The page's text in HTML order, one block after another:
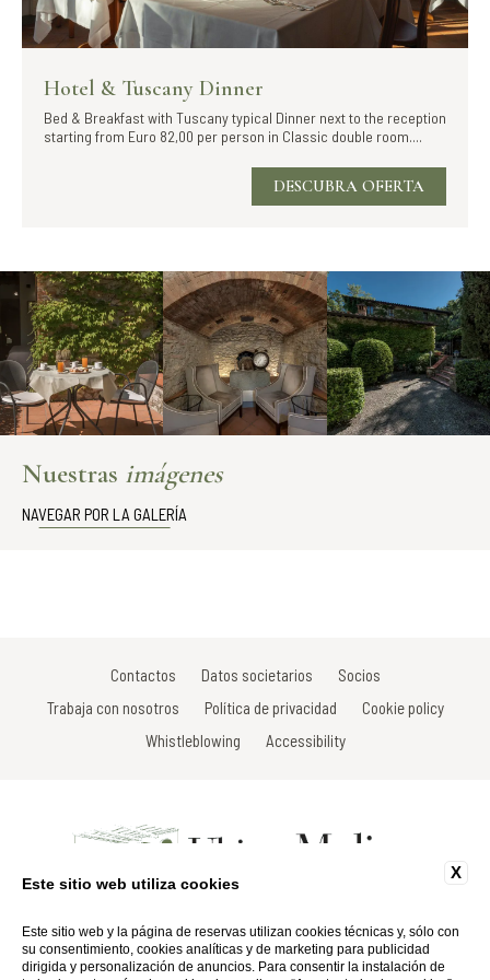
Hotel & Tuscany Dinner
Bed & Breakfast with Tuscany typical Dinner next to the reception
starting from Euro 82,00 per person in Classic double room....
DESCUBRA OFERTA
Nuestras imágenes
NAVEGAR POR LA GALERÍA
Contactos Datos societarios
Socios
Trabaja con nosotros
Política de privacidad
Cookie policy
Whistleblowing
Accessibility
Tel: +39 0577 738520
Fax: +39 0577 738659
Email:info@ultimomulino.it
X
Este sitio web utiliza cookies
Este sitio web y la página de reservas utilizan cookies técnicas y, sólo con
su consentimiento, cookies analíticas y de marketing para publicidad
dirigida y personalización de anuncios. Para consentir la instalación de